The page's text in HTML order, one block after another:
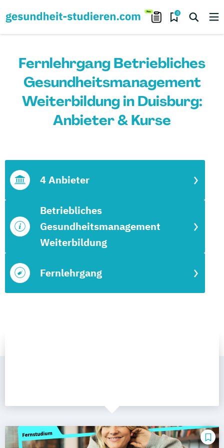
0
Fernlehrgang Betriebliches
Gesundheitsmanagement
Weiterbildung in Duisburg:
Anbieter & Kurse
Fernlehrgang
Betriebliches
Gesundheitsmanagement
Weiterbildung
4 Anbieter